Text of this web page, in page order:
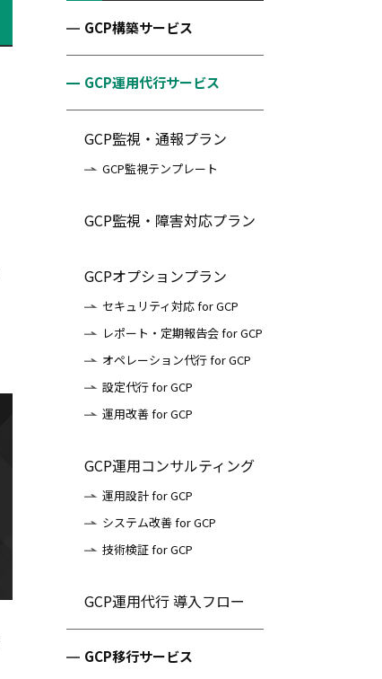
GCP構築サービス
GCP運用代行サービス
GCP監視・通報プラン
GCP監視テンプレート
GCP監視・障害対応プラン
GCPオプションプラン
セキュリティ対応 for GCP
レポート・定期報告会 for GCP
オペレーション代行 for GCP
設定代行 for GCP
運用改善 for GCP
GCP運用コンサルティング
運用設計 for GCP
システム改善 for GCP
技術検証 for GCP
GCP運用代行 導入フロー
GCP移行サービス